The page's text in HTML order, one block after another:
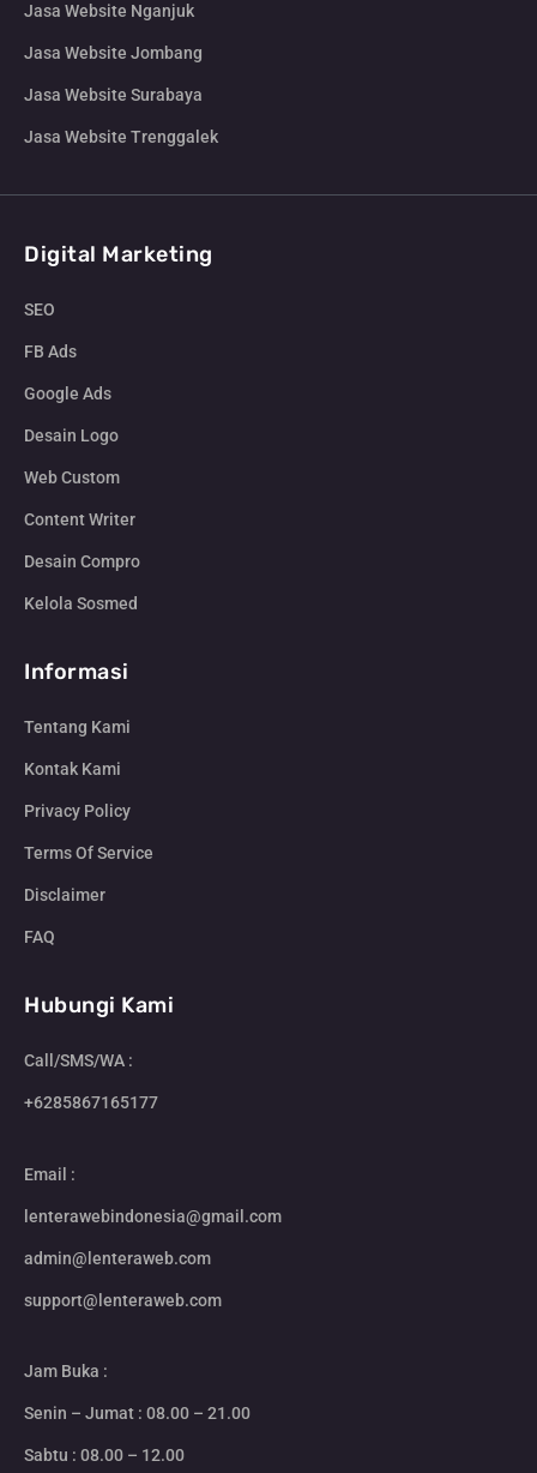
Jasa Website Nganjuk
Jasa Website Jombang
Jasa Website Surabaya
Jasa Website Trenggalek
Digital Marketing
SEO
FB Ads
Google Ads
Desain Logo
Web Custom
Content Writer
Desain Compro
Kelola Sosmed
Informasi
Tentang Kami
Kontak Kami
Privacy Policy
Terms Of Service
Disclaimer
FAQ
Hubungi Kami
Call/SMS/WA :
+6285867165177
Email :
lenterawebindonesia@gmail.com
admin@lenteraweb.com
support@lenteraweb.com
Jam Buka :
Senin – Jumat : 08.00 – 21.00
Sabtu : 08.00 – 12.00